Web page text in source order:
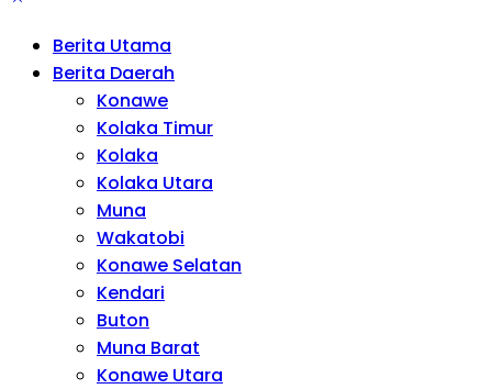
Berita Utama
Berita Daerah
Konawe
Kolaka Timur
Kolaka
Kolaka Utara
Muna
Wakatobi
Konawe Selatan
Kendari
Buton
Muna Barat
Konawe Utara